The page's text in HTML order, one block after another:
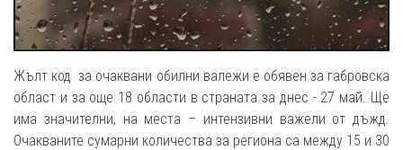
Жълт код за очаквани обилни валежи е обявен за габровска
област и за още 18 области в страната за днес - 27 май. Ще
има значителни, на места – интензивни важели от дъжд.
Очакваните сумарни количества за региона са между 15 и 30